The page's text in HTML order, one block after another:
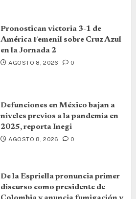
Pronostican victoria 3-1 de
América Femenil sobre Cruz Azul
en la Jornada 2
AGOSTO 8, 2026 0
Defunciones en México bajan a
niveles previos a la pandemia en
2025, reporta Inegi
AGOSTO 8, 2026 0
De la Espriella pronuncia primer
discurso como presidente de